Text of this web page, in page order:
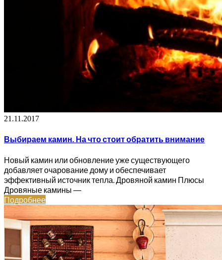
21.11.2017
Выбираем камин. На что стоит обратить внимание
Новый камин или обновление уже существующего
добавляет очарование дому и обеспечивает
эффективный источник тепла. Дровяной камин Плюсы
Дровяные камины ―
Подробнее